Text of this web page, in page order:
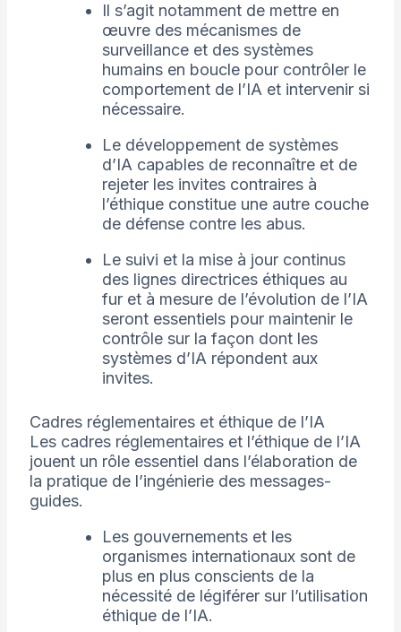
Il s’agit notamment de mettre en
œuvre des mécanismes de
surveillance et des systèmes
humains en boucle pour contrôler le
comportement de l’IA et intervenir si
nécessaire.
Le développement de systèmes
d’IA capables de reconnaître et de
rejeter les invites contraires à
l’éthique constitue une autre couche
de défense contre les abus.
Le suivi et la mise à jour continus
des lignes directrices éthiques au
fur et à mesure de l’évolution de l’IA
seront essentiels pour maintenir le
contrôle sur la façon dont les
systèmes d’IA répondent aux
invites.
Cadres réglementaires et éthique de l’IA
Les cadres réglementaires et l’éthique de l’IA
jouent un rôle essentiel dans l’élaboration de
la pratique de l’ingénierie des messages-
guides.
Les gouvernements et les
organismes internationaux sont de
plus en plus conscients de la
nécessité de légiférer sur l’utilisation
éthique de l’IA.